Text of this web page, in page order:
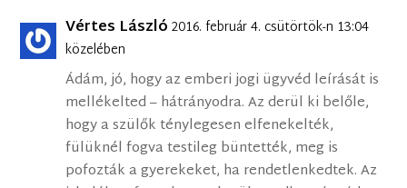
Vértes László 2016. február 4. csütörtök-n 13:04
közelében
Ádám, jó, hogy az emberi jogi ügyvéd leírását is
mellékelted – hátrányodra. Az derül ki belőle,
hogy a szülők ténylegesen elfenekelték,
fülüknél fogva testileg büntették, meg is
pofozták a gyerekeket, ha rendetlenkedtek. Az